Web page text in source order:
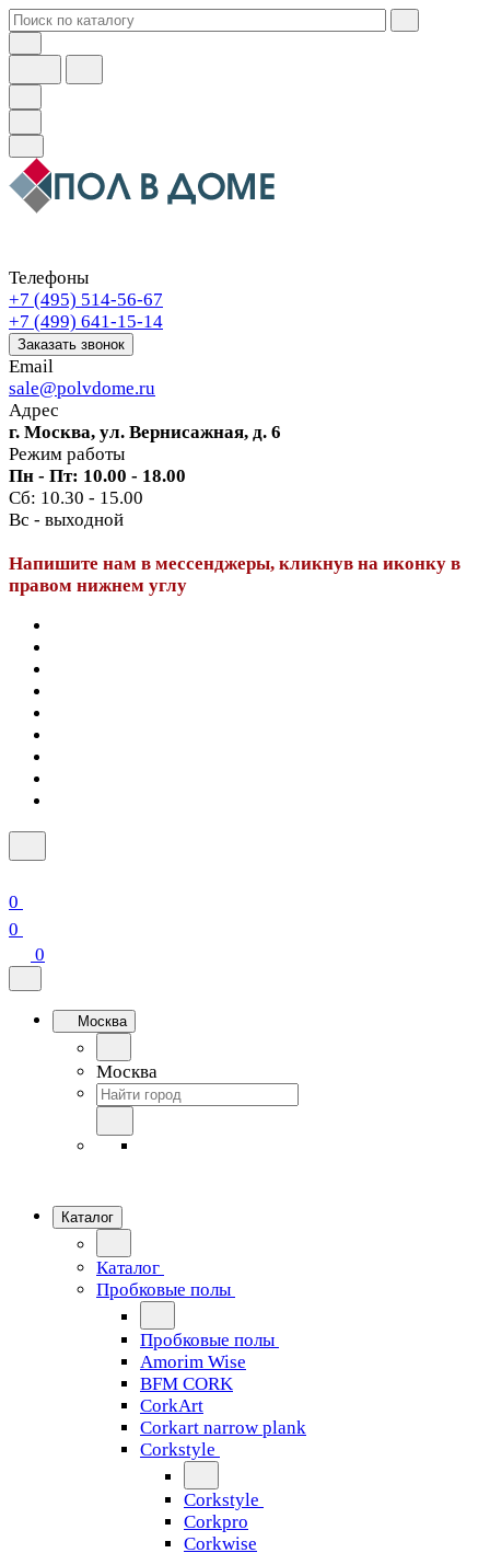
Телефоны
+7 (495) 514-56-67
+7 (499) 641-15-14
Заказать звонок
Email
sale@polvdome.ru
Адрес
г. Москва, ул. Вернисажная, д. 6
Режим работы
Пн - Пт: 10.00 - 18.00
Сб: 10.30 - 15.00
Вс - выходной
Напишите нам в мессенджеры, кликнув на иконку в
правом нижнем углу
0
0
0
Москва
Москва
Каталог
Каталог
Пробковые полы
Пробковые полы
Amorim Wise
BFM CORK
CorkArt
Corkart narrow plank
Corkstyle
Corkstyle
Corkpro
Corkwise